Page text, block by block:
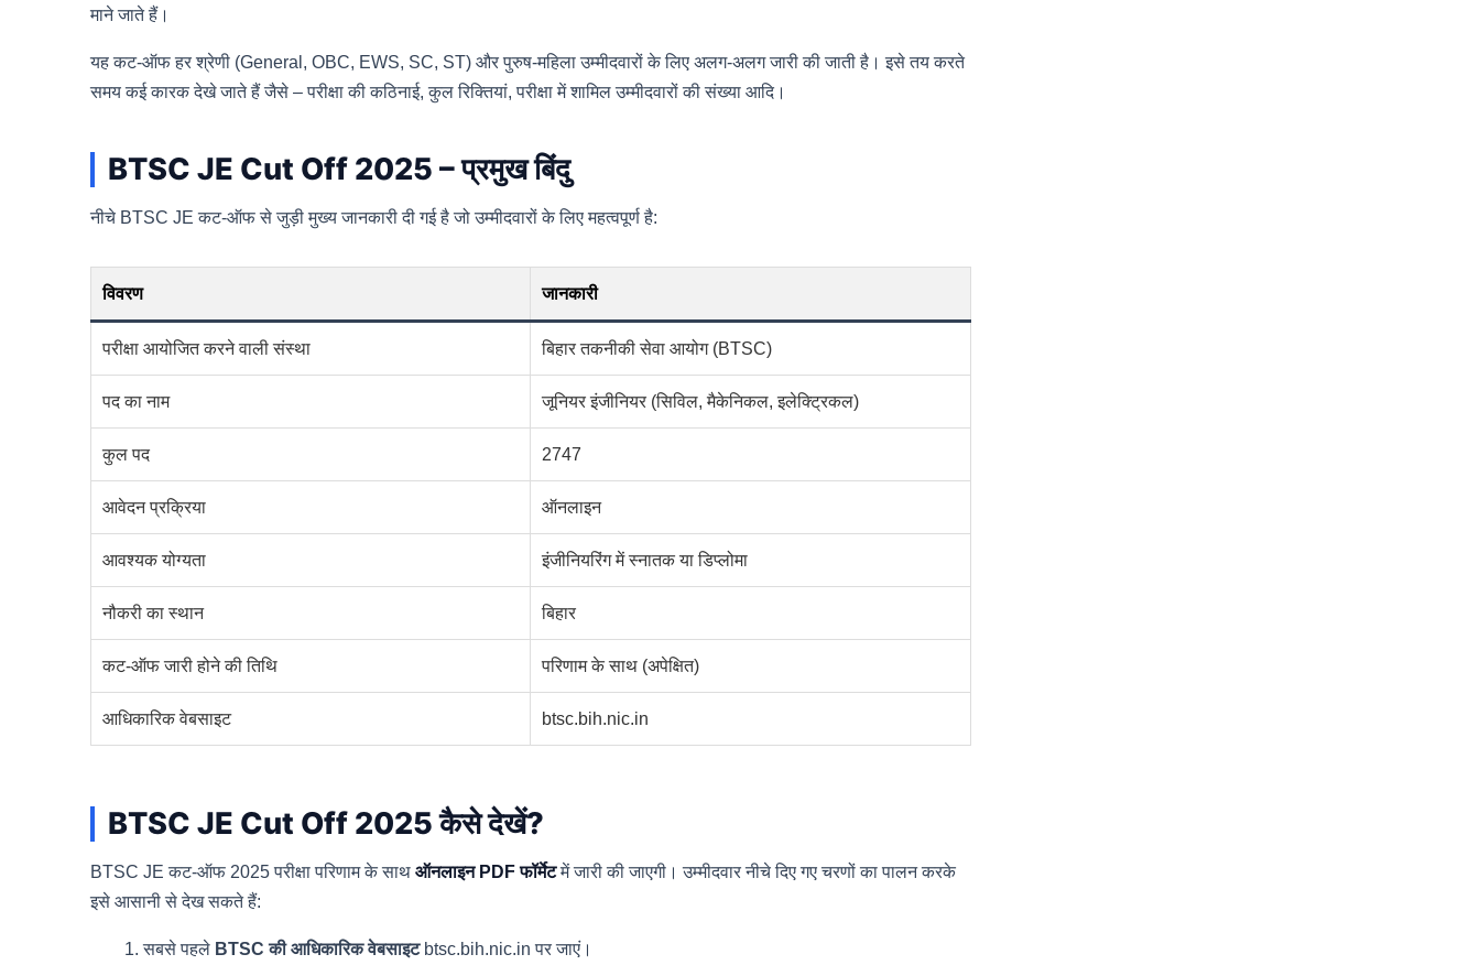
माने जाते हैं।
यह कट-ऑफ हर श्रेणी (General, OBC, EWS, SC, ST) और पुरुष-महिला उम्मीदवारों के लिए अलग-अलग जारी की जाती है। इसे तय करते
समय कई कारक देखे जाते हैं जैसे – परीक्षा की कठिनाई, कुल रिक्तियां, परीक्षा में शामिल उम्मीदवारों की संख्या आदि।
BTSC JE Cut Off 2025 – प्रमुख बिंदु
नीचे BTSC JE कट-ऑफ से जुड़ी मुख्य जानकारी दी गई है जो उम्मीदवारों के लिए महत्वपूर्ण है:
विवरण जानकारी
परीक्षा आयोजित करने वाली संस्था बिहार तकनीकी सेवा आयोग (BTSC)
पद का नाम जूनियर इंजीनियर (सिविल, मैकेनिकल, इलेक्ट्रिकल)
कुल पद 2747
आवेदन प्रक्रिया ऑनलाइन
आवश्यक योग्यता इंजीनियरिंग में स्नातक या डिप्लोमा
नौकरी का स्थान बिहार
कट-ऑफ जारी होने की तिथि परिणाम के साथ (अपेक्षित)
आधिकारिक वेबसाइट btsc.bih.nic.in
BTSC JE Cut Off 2025 कैसे देखें?
BTSC JE कट-ऑफ 2025 परीक्षा परिणाम के साथ ऑनलाइन PDF फॉर्मेटमें जारी की जाएगी। उम्मीदवार नीचे दिए गए चरणों का पालन करके
इसे आसानी से देख सकते हैं:
सबसे पहले BTSC की आधिकारिक वेबसाइटbtsc.bih.nic.in पर जाएं।